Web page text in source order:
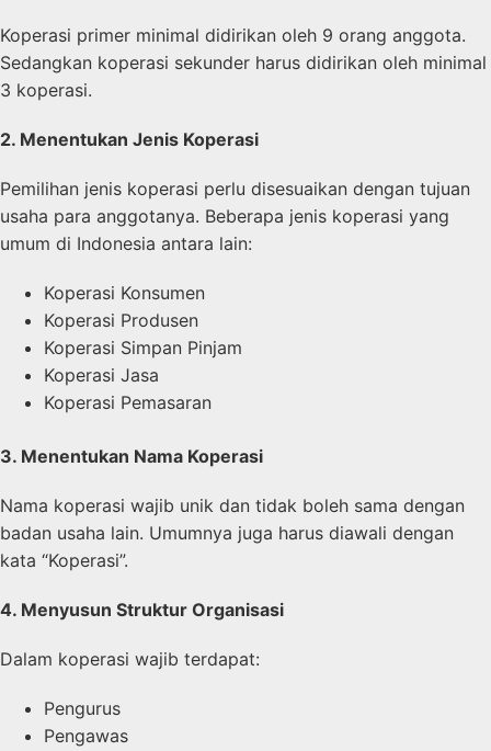
Koperasi primer minimal didirikan oleh 9 orang anggota.
Sedangkan koperasi sekunder harus didirikan oleh minimal
3 koperasi.
2. Menentukan Jenis Koperasi
Pemilihan jenis koperasi perlu disesuaikan dengan tujuan
usaha para anggotanya. Beberapa jenis koperasi yang
umum di Indonesia antara lain:
Koperasi Konsumen
Koperasi Produsen
Koperasi Simpan Pinjam
Koperasi Jasa
Koperasi Pemasaran
3. Menentukan Nama Koperasi
Nama koperasi wajib unik dan tidak boleh sama dengan
badan usaha lain. Umumnya juga harus diawali dengan
kata “Koperasi”.
4. Menyusun Struktur Organisasi
Dalam koperasi wajib terdapat:
Pengurus
Pengawas